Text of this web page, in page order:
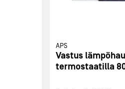
APS
Vastus
termostaatilla